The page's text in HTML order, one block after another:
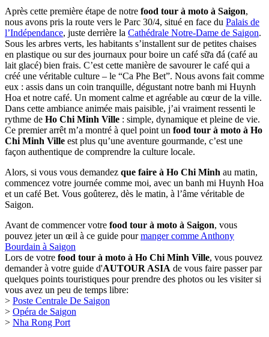
Après cette première étape de notre food tour à moto à Saigon,
nous avons pris la route vers le Parc 30/4, situé en face du Palais de
l’Indépendance, juste derrière la Cathédrale Notre-Dame de Saigon.
Sous les arbres verts, les habitants s’installent sur de petites chaises
en plastique ou sur des journaux pour boire un café sữa đá (café au
lait glacé) bien frais. C’est cette manière de savourer le café qui a
créé une véritable culture – le “Ca Phe Bet”. Nous avons fait comme
eux : assis dans un coin tranquille, dégustant notre banh mi Huynh
Hoa et notre café. Un moment calme et agréable au cœur de la ville.
Dans cette ambiance animée mais paisible, j’ai vraiment ressenti le
rythme de Ho Chi Minh Ville : simple, dynamique et pleine de vie.
Ce premier arrêt m’a montré à quel point un food tour à moto à Ho
Chi Minh Ville est plus qu’une aventure gourmande, c’est une
façon authentique de comprendre la culture locale.
Alors, si vous vous demandez que faire à Ho Chi Minh au matin,
commencez votre journée comme moi, avec un banh mi Huynh Hoa
et un café Bet. Vous goûterez, dès le matin, à l’âme véritable de
Saigon.
Avant de commencer votre food tour à moto à Saigon, vous
pouvez jeter un œil à ce guide pourmanger comme Anthony
Bourdain à Saigon
Lors de votre food tour à moto à Ho Chi Minh Ville, vous pouvez
demander à votre guide d'AUTOUR ASIA de vous faire passer par
quelques points touristiques pour prendre des photos ou les visiter si
vous avez un peu de temps libre:
> Poste Centrale De Saigon
> Opéra de Saigon
> Nha Rong Port